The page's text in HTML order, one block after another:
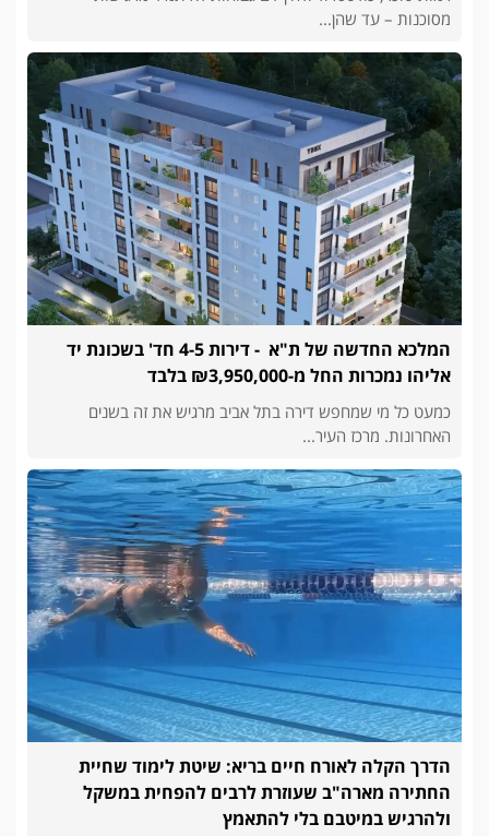
מסוכנות – עד שהן...
המלכא החדשה של ת"א - דירות 4-5 חד' בשכונת יד
אליהו נמכרות החל מ-₪3,950,000 בלבד
כמעט כל מי שמחפש דירה בתל אביב מרגיש את זה בשנים
האחרונות. מרכז העיר...
הדרך הקלה לאורח חיים בריא: שיטת לימוד שחיית
החתירה מארה"ב שעוזרת לרבים להפחית במשקל
ולהרגיש במיטבם בלי להתאמץ